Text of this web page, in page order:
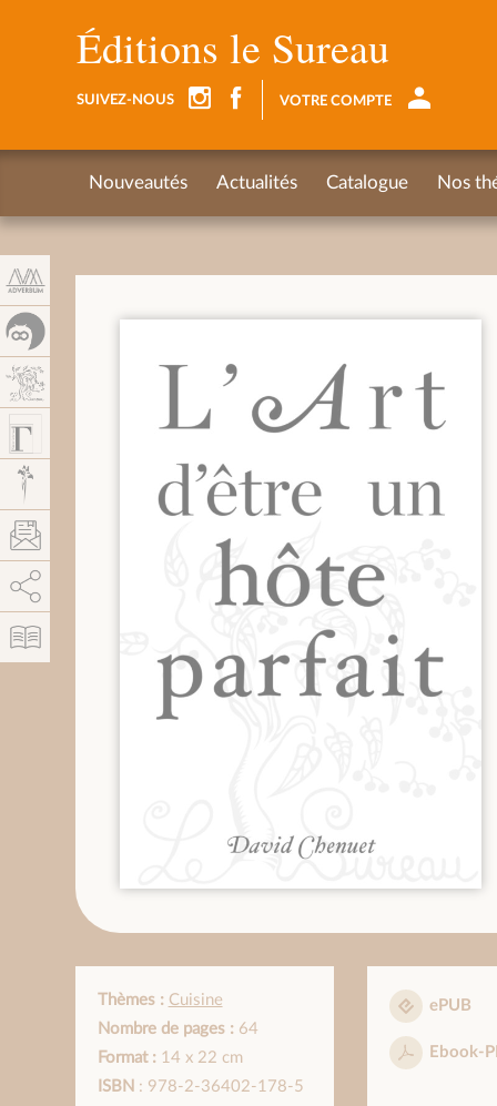
Thèmes : Cuisine
Nombre de pages :64
Format :14 x 22 cm
ISBN : 978-2-36402-178-5
ePUB
Ebook-
Éditions le Sureau
SUIVEZ-NOUS VOTRE COMPTE
Nouveautés Actualités Catalogue Nos